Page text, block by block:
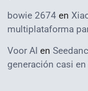
bowie 2674 en
multiplataforma
Voor AI en
generación casi